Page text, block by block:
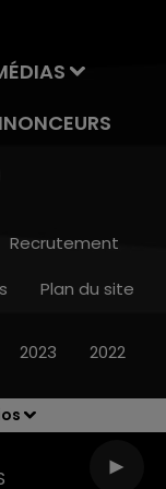
Recrutement
Plan du site
2023 2022